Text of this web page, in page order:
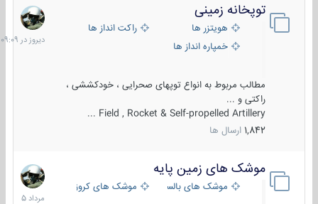
توپخانه زمینی
هویتزر ها
راکت انداز ها
خمپاره انداز ها
مطالب مربوط به انواع توپهای صحرایی ، خودکششی ،
راکتی و ...
Field , Rocket & Self-propelled Artillery ...
1,842 ارسال ها
دیروز
در
09:09
موشک های زمین پایه
موشک های بالستیک موشک های کروز
2
مرداد
1405